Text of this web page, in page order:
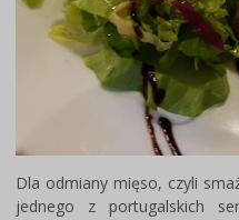
Dla odmiany mięso, czyli
jednego z portugalskich